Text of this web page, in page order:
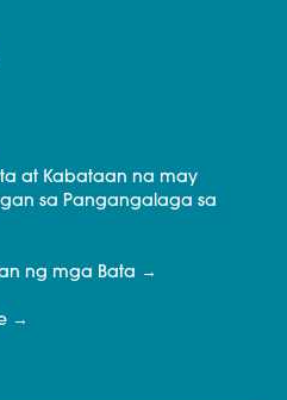
at Kabataan na may
sa Pangangalaga sa
ng mga Bata